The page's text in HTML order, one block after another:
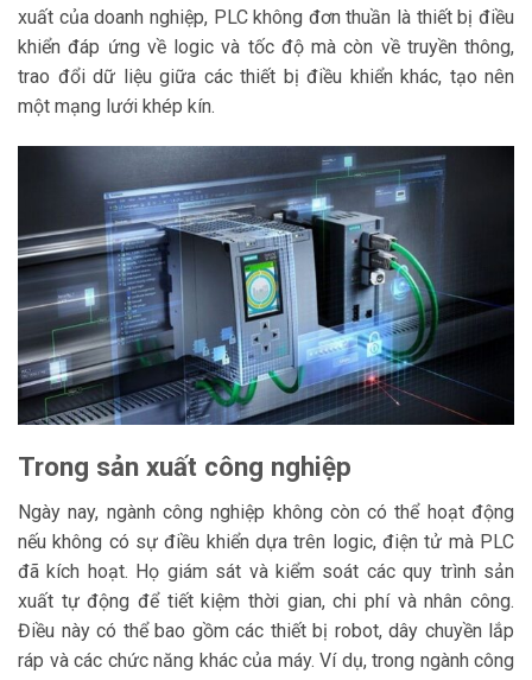
xuất của doanh nghiệp, PLC không đơn thuần là thiết bị điều
khiển đáp ứng về logic và tốc độ mà còn về truyền thông,
trao đổi dữ liệu giữa các thiết bị điều khiển khác, tạo nên
một mạng lưới khép kín.
Trong sản xuất công nghiệp
Ngày nay, ngành công nghiệp không còn có thể hoạt động
nếu không có sự điều khiển dựa trên logic, điện tử mà PLC
đã kích hoạt. Họ giám sát và kiểm soát các quy trình sản
xuất tự động để tiết kiệm thời gian, chi phí và nhân công.
Điều này có thể bao gồm các thiết bị robot, dây chuyền lắp
ráp và các chức năng khác của máy. Ví dụ, trong ngành công